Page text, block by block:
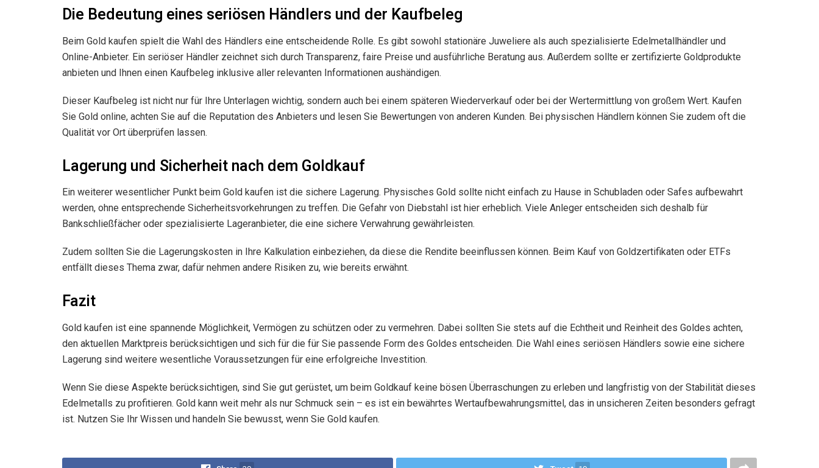
Die Bedeutung eines seriösen Händlers und der Kaufbeleg
Beim Gold kaufen spielt die Wahl des Händlers eine entscheidende Rolle. Es gibt sowohl stationäre Juweliere als auch spezialisierte Edelmetallhändler und
Online-Anbieter. Ein seriöser Händler zeichnet sich durch Transparenz, faire Preise und ausführliche Beratung aus. Außerdem sollte er zertifizierte Goldprodukte
anbieten und Ihnen einen Kaufbeleg inklusive aller relevanten Informationen aushändigen.
Dieser Kaufbeleg ist nicht nur für Ihre Unterlagen wichtig, sondern auch bei einem späteren Wiederverkauf oder bei der Wertermittlung von großem Wert. Kaufen
Sie Gold online, achten Sie auf die Reputation des Anbieters und lesen Sie Bewertungen von anderen Kunden. Bei physischen Händlern können Sie zudem oft die
Qualität vor Ort überprüfen lassen.
Lagerung und Sicherheit nach dem Goldkauf
Ein weiterer wesentlicher Punkt beim Gold kaufen ist die sichere Lagerung. Physisches Gold sollte nicht einfach zu Hause in Schubladen oder Safes aufbewahrt
werden, ohne entsprechende Sicherheitsvorkehrungen zu treffen. Die Gefahr von Diebstahl ist hier erheblich. Viele Anleger entscheiden sich deshalb für
Bankschließfächer oder spezialisierte Lageranbieter, die eine sichere Verwahrung gewährleisten.
Zudem sollten Sie die Lagerungskosten in Ihre Kalkulation einbeziehen, da diese die Rendite beeinflussen können. Beim Kauf von Goldzertifikaten oder ETFs
entfällt dieses Thema zwar, dafür nehmen andere Risiken zu, wie bereits erwähnt.
Fazit
Gold kaufen ist eine spannende Möglichkeit, Vermögen zu schützen oder zu vermehren. Dabei sollten Sie stets auf die Echtheit und Reinheit des Goldes achten,
den aktuellen Marktpreis berücksichtigen und sich für die für Sie passende Form des Goldes entscheiden. Die Wahl eines seriösen Händlers sowie eine sichere
Lagerung sind weitere wesentliche Voraussetzungen für eine erfolgreiche Investition.
Wenn Sie diese Aspekte berücksichtigen, sind Sie gut gerüstet, um beim Goldkauf keine bösen Überraschungen zu erleben und langfristig von der Stabilität dieses
Edelmetalls zu profitieren. Gold kann weit mehr als nur Schmuck sein – es ist ein bewährtes Wertaufbewahrungsmittel, das in unsicheren Zeiten besonders gefragt
ist. Nutzen Sie Ihr Wissen und handeln Sie bewusst, wenn Sie Gold kaufen.